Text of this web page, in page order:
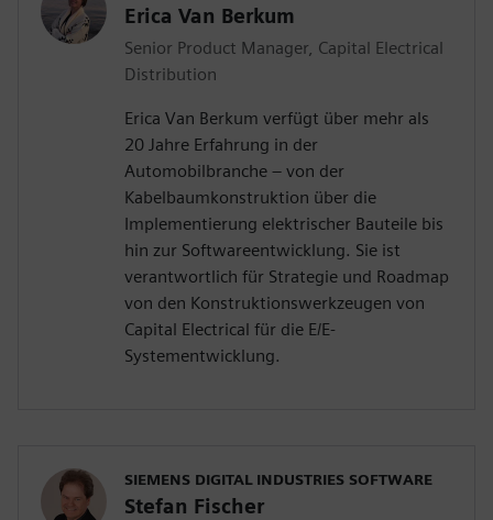
Erica Van Berkum
Senior Product Manager, Capital Electrical
Distribution
Erica Van Berkum verfügt über mehr als
20 Jahre Erfahrung in der
Automobilbranche – von der
Kabelbaumkonstruktion über die
Implementierung elektrischer Bauteile bis
hin zur Softwareentwicklung. Sie ist
verantwortlich für Strategie und Roadmap
von den Konstruktionswerkzeugen von
Capital Electrical für die E/E-
Systementwicklung.
SIEMENS DIGITAL INDUSTRIES SOFTWARE
Stefan Fischer